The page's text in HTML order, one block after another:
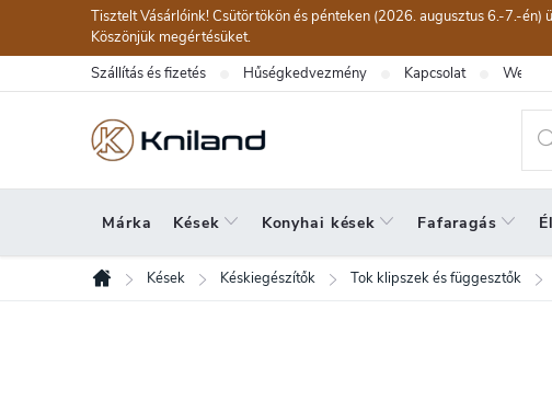
fő
tartalomhoz
Tisztelt Vásárlóink! Csütörtökön és pénteken (2026. augusztus 6.-7.-
Köszönjük megértésüket.
Szállítás és fizetés Hűségkedvezmény Kapcsolat
Márka Kések Konyhai kések Fafaragás
Kezdőlap
Kések Késkiegészítők Tok klipszek és függesztők